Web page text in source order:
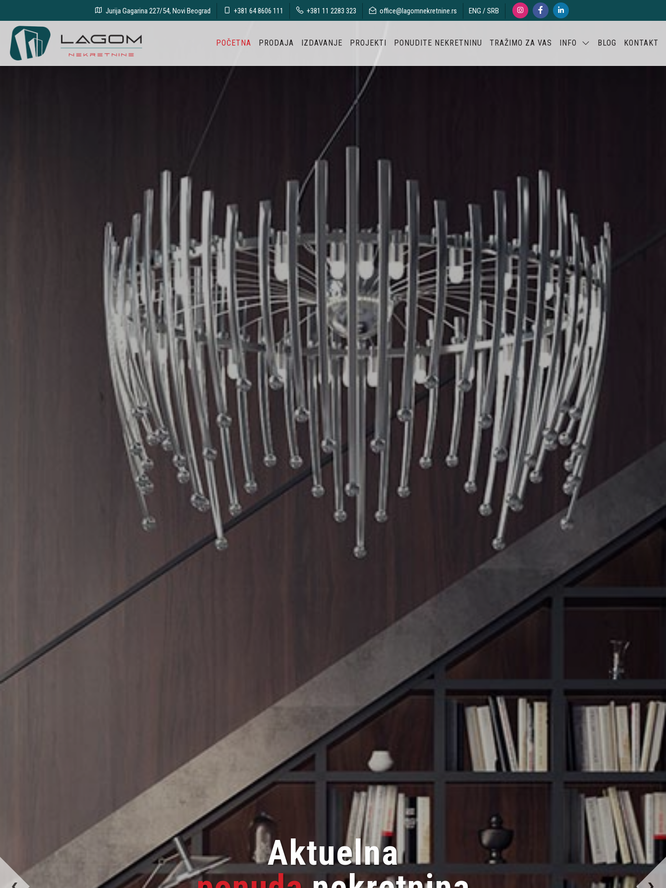
Jurija Gagarina 227/54, Novi Beograd +381 64 8606 111 +381 11 2283 323 office@lagomnekretnine.rs ENG / SRB
POČETNA PRODAJA IZDAVANJE PROJEKTI PONUDITE NEKRETNINU TRAŽIMO ZA VAS INFO BLOG KONTAKT
Lagom